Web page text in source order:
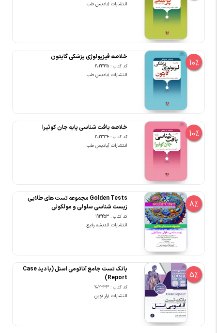
انتشارات آبادیس طب
10%
خلاصه فیزیولوژی پزشکی گایتون
کد کتاب : 202335
انتشارات آبادیس طب
10%
خلاصه بافت شناسی پایه جان کوئیرا
کد کتاب : 202334
انتشارات آبادیس طب
8%
Golden Tests مجموعه تست های طلایی
زیست شناسی سلولی و مولکولی
کد کتاب : 193253
انتشارات اندیشه رفیع
5%
بانک تست جامع آناتومی اسنل (با دید Case
Report)
کد کتاب : 202333
انتشارات آراز نوین